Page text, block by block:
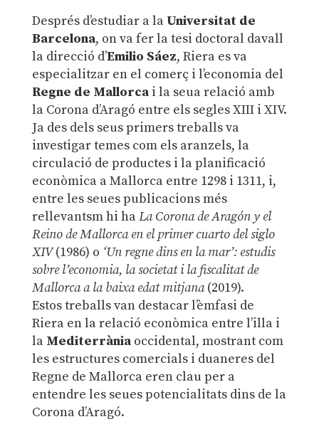
Després d’estudiar a la Universitat de
Barcelona, on va fer la tesi doctoral davall
la direcció d’Emilio Sáez, Riera es va
especialitzar en el comerç i l’economia del
Regne de Mallorcai la seua relació amb
la Corona d’Aragó entre els segles XIII i XIV.
Ja des dels seus primers treballs va
investigar temes com els aranzels, la
circulació de productes i la planificació
econòmica a Mallorca entre 1298 i 1311, i,
entre les seues publicacions més
rellevantsm hi haLa Corona de Aragón y el
Reino de Mallorca en el primer cuarto del siglo
XIV(1986) o ‘Un regne dins en la mar’: estudis
sobre l’economia, la societat i la fiscalitat de
Mallorca a la baixa edat mitjana(2019).
Estos treballs van destacar l’èmfasi de
Riera en la relació econòmica entre l’illa i
la Mediterràniaoccidental, mostrant com
les estructures comercials i duaneres del
Regne de Mallorca eren clau per a
entendre les seues potencialitats dins de la
Corona d’Aragó.